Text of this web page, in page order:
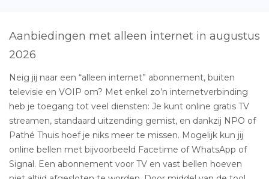
Aanbiedingen met alleen internet in augustus
2026
Neig jij naar een “alleen internet” abonnement, buiten
televisie en VOIP om? Met enkel zo’n internetverbinding
heb je toegang tot veel diensten: Je kunt online gratis TV
streamen, standaard uitzending gemist, en dankzij NPO of
Pathé Thuis hoef je niks meer te missen. Mogelijk kun jij
online bellen met bijvoorbeeld Facetime of WhatsApp of
Signal. Een abonnement voor TV en vast bellen hoeven